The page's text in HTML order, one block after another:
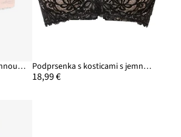
Minimizer podprsenka s jemnou čipkou Podprsenka s kosticami s jemnou čipkou
18,99 €